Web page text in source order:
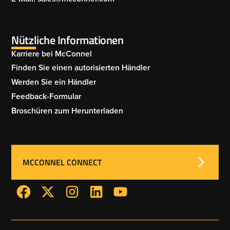
Nützliche Informationen
Karriere bei McConnel
Finden Sie einen autorisierten Händler
Werden Sie ein Händler
Feedback-Formular
Broschüren zum Herunterladen
MCCONNEL CONNECT